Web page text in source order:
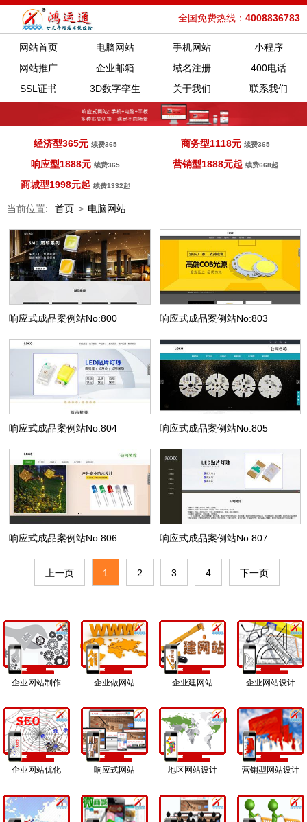
全国免费热线： 4008836783
网站首页 电脑网站 手机网站
小程序
网站推广
企业邮箱 域名注册
400电话
SSL证书
3D数字孪生 关于我们 联系我们
经济型365元 续费365 商务型1118元续费365
响应型1888元 续费365 营销型1888元起续费668起
商城型1998元起 续费1332起
当前位置: 首页 > 电脑网站
响应式成品案例站No:800 响应式成品案例站No:803
响应式成品案例站No:804 响应式成品案例站No:805
响应式成品案例站No:806 响应式成品案例站No:807
上一页 1 2 3 4 下一页
企业网站制作 企业做网站 企业建网站 企业网站设计
企业网站优化 响应式网站 地区网站设计 营销型网站设计